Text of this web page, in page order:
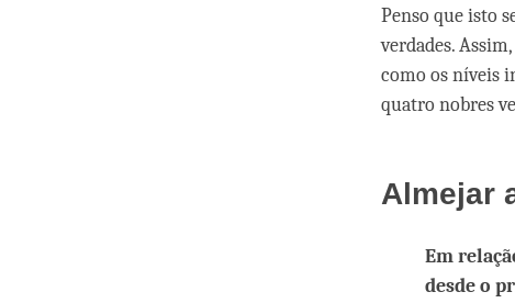
Penso que isto
verdades.
como os níveis
quatro nobres
Almejar
Em
desde o